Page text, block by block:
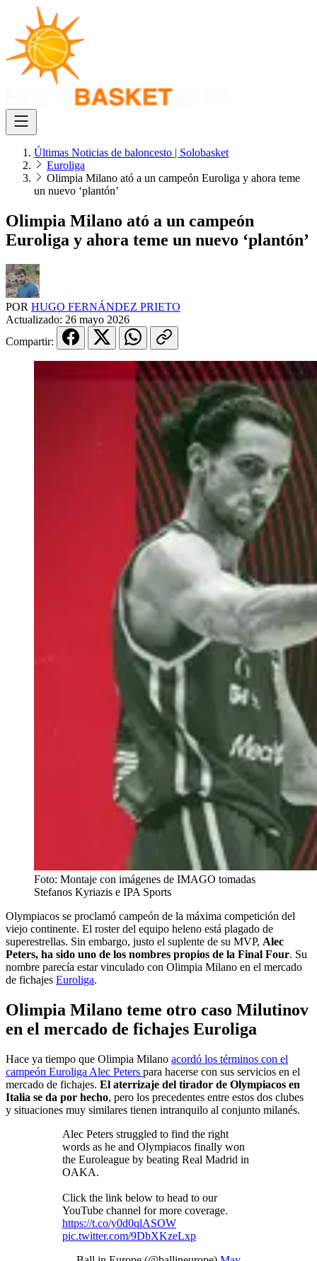
Últimas Noticias de baloncesto | Solobasket
Euroliga
Olimpia Milano ató a un campeón Euroliga y ahora teme
un nuevo ‘plantón’
Olimpia Milano ató a un campeón
Euroliga y ahora teme un nuevo ‘plantón’
POR HUGO FERNÁNDEZ PRIETO
Actualizado: 26 mayo 2026
Compartir:
Foto: Montaje con imágenes de IMAGO tomadas
Stefanos Kyriazis e IPA Sports
Olympiacos se proclamó campeón de la máxima competición del
viejo continente. El roster del equipo heleno está plagado de
superestrellas. Sin embargo, justo el suplente de su MVP, Alec
Peters, ha sido uno de los nombres propios de la Final Four. Su
nombre parecía estar vinculado con Olimpia Milano en el mercado
de fichajes Euroliga.
Olimpia Milano teme otro caso Milutinov
en el mercado de fichajes Euroliga
Hace ya tiempo que Olimpia Milano acordó los términos con el
campeón Euroliga Alec Peters para hacerse con sus servicios en el
mercado de fichajes. El aterrizaje del tirador de Olympiacos en
Italia se da por hecho, pero los precedentes entre estos dos clubes
y situaciones muy similares tienen intranquilo al conjunto milanés.
Alec Peters struggled to find the right
words as he and Olympiacos finally won
the Euroleague by beating Real Madrid in
OAKA.
Click the link below to head to our
YouTube channel for more coverage.
https://t.co/y0d0qlASOW
pic.twitter.com/9DbXKzeLxp